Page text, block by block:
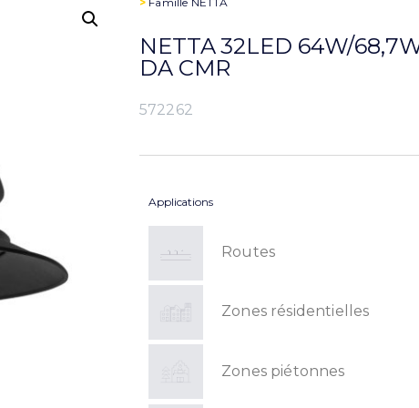
NETTA 32LED 64W/
DA CMR
572262
Applications
Routes
Zones résidentielles
Zones piétonnes